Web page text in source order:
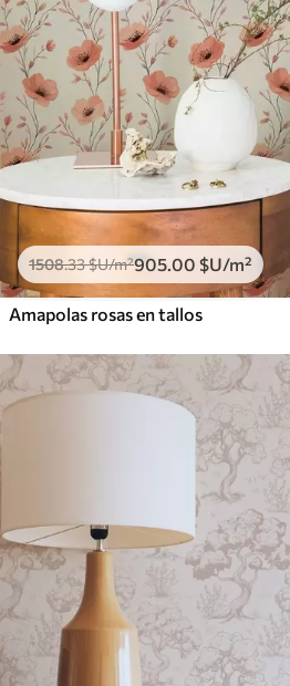
1508.33$U/m²905.00 $U/m²
Amapolas rosas en tallos